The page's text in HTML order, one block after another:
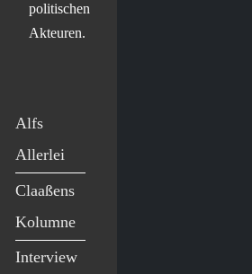
politischen
Akteuren.
Alfs
Allerlei
Claaßens
Kolumne
Interview